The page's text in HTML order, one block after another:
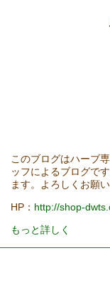
このブログはハーブ
ッフによるブログで
ます。よろしくお願い
HP： http://shop-
もっと詳しく